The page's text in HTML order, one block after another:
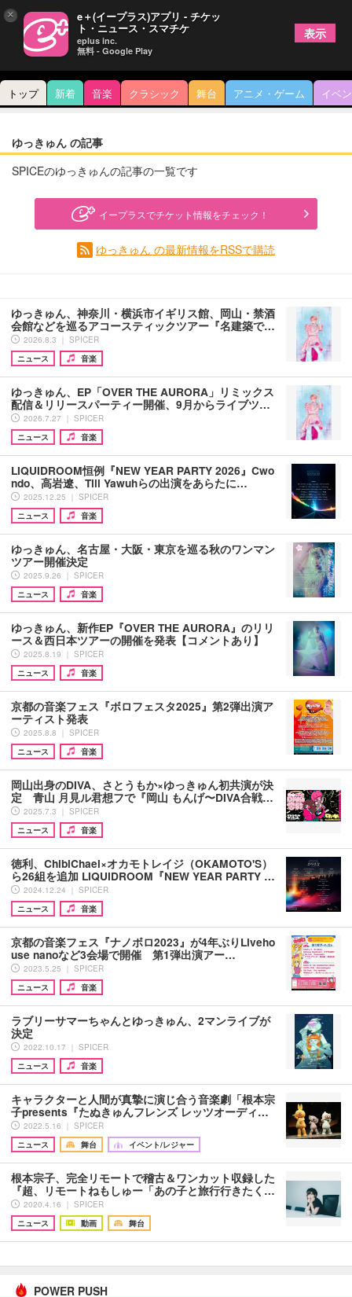
トップ 新着 音楽 クラシック 舞台 アニメ・ゲーム イベ
ゆっきゅん の記事
SPICEのゆっきゅんの記事の一覧です
イープラスでチケット情報をチェック！
ゆっきゅん の最新情報をRSSで購読
ゆっきゅん、神奈川・横浜市イギリス館、岡山・禁酒
会館などを巡るアコースティックツアー『名建築で…
2026.8.3 ｜ SPICER
ニュース
音楽
ゆっきゅん、EP「OVER THE AURORA」リミックス
配信＆リリースパーティー開催、9月からライブツ…
2026.7.27 ｜ SPICER
ニュース
音楽
LIQUIDROOM恒例『NEW YEAR PARTY 2026』Cwo
ndo、高岩遼、Till Yawuhらの出演をあらたに…
2025.12.25 ｜ SPICER
ニュース
音楽
ゆっきゅん、名古屋・大阪・東京を巡る秋のワンマン
ツアー開催決定
2025.9.26 ｜ SPICER
ニュース
音楽
ゆっきゅん、新作EP『OVER THE AURORA』のリリ
ース＆西日本ツアーの開催を発表【コメントあり】
2025.8.19 ｜ SPICER
ニュース
音楽
京都の音楽フェス『ボロフェスタ2025』第2弾出演ア
ーティスト発表
2025.8.8 ｜ SPICER
ニュース
音楽
岡山出身のDIVA、さとうもか×ゆっきゅん初共演が決
定 青山 月見ル君想フで『岡山 もんげ〜DIVA合戦…
2025.7.3 ｜ SPICER
ニュース
音楽
徳利、ChibiChael×オカモトレイジ（OKAMOTO'S）
ら26組を追加 LIQUIDROOM『NEW YEAR PARTY …
2024.12.24 ｜ SPICER
ニュース
音楽
京都の音楽フェス『ナノボロ2023』が4年ぶりLiveho
use nanoなど3会場で開催 第1弾出演アー…
2023.5.25 ｜ SPICER
ニュース
音楽
ラブリーサマーちゃんとゆっきゅん、2マンライブが
決定
2022.10.17 ｜ SPICER
ニュース
音楽
キャラクターと人間が真摯に演じ合う音楽劇「根本宗
子presents『たぬきゅんフレンズ レッツオーディ…
2022.5.16 ｜ SPICER
ニュース
舞台 イベント/レジャー
根本宗子、完全リモートで稽古＆ワンカット収録した
『超、リモートねもしゅー「あの子と旅行行きたく…
2020.4.16 ｜ SPICER
ニュース
動画 舞台
POWER PUSH
× e＋(イープラス)アプリ - チケッ
ト・ニュース・スマチケ
eplus inc.
無料 - Google Play
表示